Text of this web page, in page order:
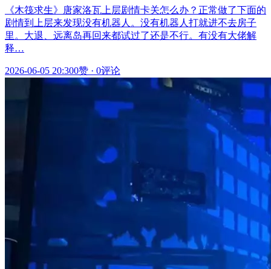
《木筏求生》唐家洛瓦上层剧情卡关怎么办？正常做了下面的
剧情到上层来发现没有机器人。没有机器人打就进不去房子
里。大退、远离岛再回来都试过了还是不行。有没有大佬解
释…
2026-06-05 20:300赞 · 0评论